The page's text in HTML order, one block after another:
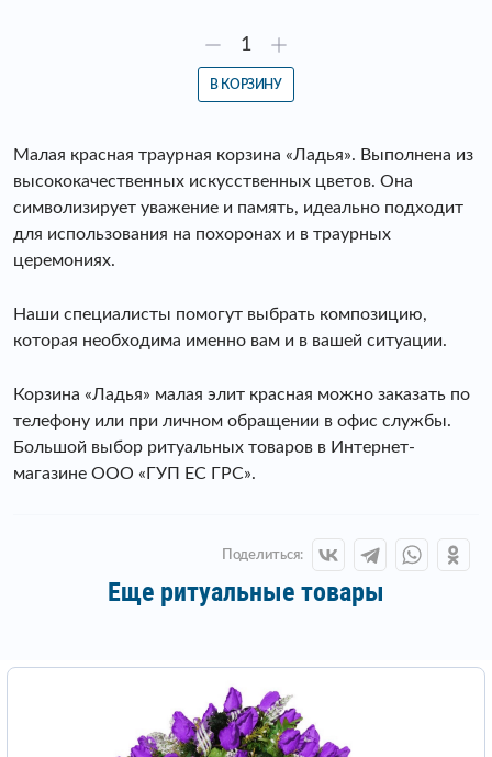
В КОРЗИНУ
Малая красная траурная корзина «Ладья». Выполнена из
высококачественных искусственных цветов. Она
символизирует уважение и память, идеально подходит
для использования на похоронах и в траурных
церемониях.
Наши специалисты помогут выбрать композицию,
которая необходима именно вам и в вашей ситуации.
Корзина «Ладья» малая элит красная можно заказать по
телефону или при личном обращении в офис службы.
Большой выбор ритуальных товаров в Интернет-
магазине ООО «ГУП ЕС ГРС».
Поделиться:
Еще ритуальные товары